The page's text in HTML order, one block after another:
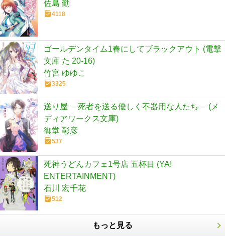
佐島 勤
4118
ゴールデンタイム1春にしてブラックアウト (電撃
文庫 た 20-16)
竹宮 ゆゆこ
3325
送り屋 ―死者を送る優しく不器用な人たち― (メ
ディアワークス文庫)
御堂 彰彦
537
死神うどんカフェ1号店 五杯目 (YA!
ENTERTAINMENT)
石川 宏千花
512
もっと見る